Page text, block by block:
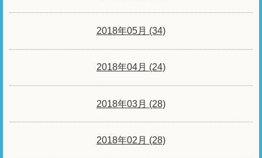
2018年05月 (34)
2018年04月 (24)
2018年03月 (28)
2018年02月 (28)